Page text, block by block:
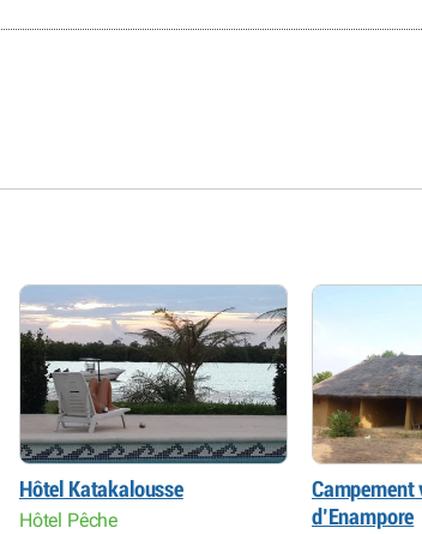
Hôtel Katakalousse
Hôtel Pêche
Campement
d’Enampore